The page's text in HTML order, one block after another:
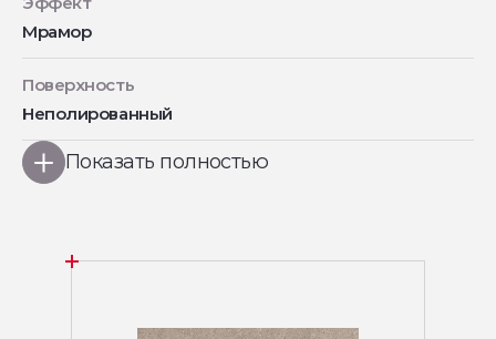
Мрамор
Поверхность
Неполированный
Показать полностью